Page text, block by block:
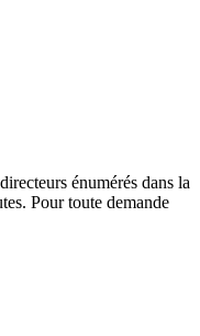
énumérés dans la
Pour toute demande